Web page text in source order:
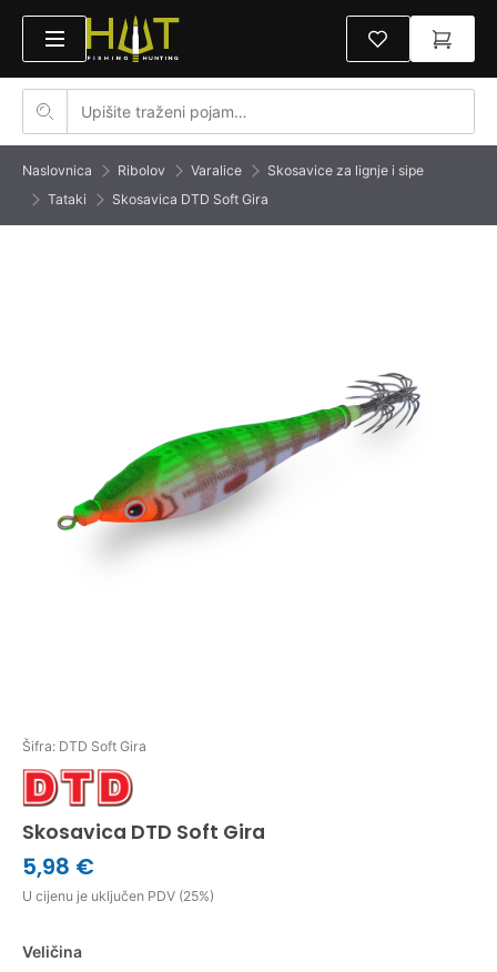
Naslovnica Ribolov Varalice
Skosavice za lignje i sipe
Tataki
Skosavica DTD Soft Gira
Šifra: DTD Soft Gira
Skosavica DTD Soft Gira
5,98 €
U cijenu je uključen PDV (25%)
Veličina